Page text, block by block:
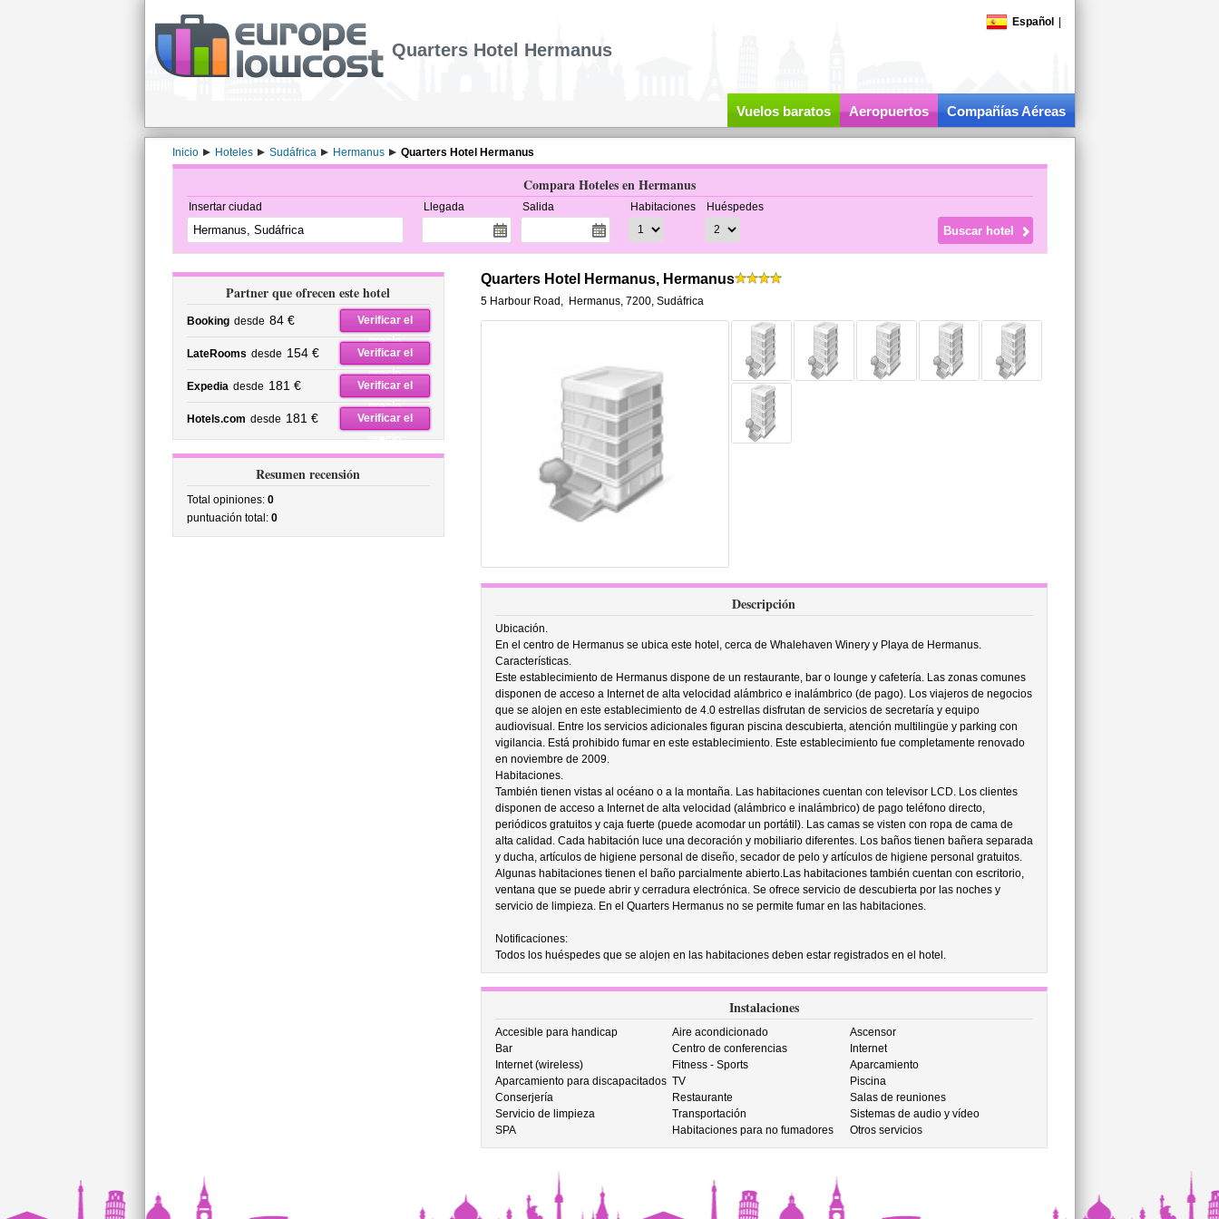
Español
Quarters Hotel Hermanus
Vuelos baratos Aeropuertos Compañías Aéreas
Inicio Hoteles Sudáfrica Hermanus Quarters Hotel Hermanus
Compara Hoteles en Hermanus
Insertar ciudad Llegada Salida Habitaciones Huéspedes
Partner que ofrecen este hotel
Booking desde 84 €
Verificar el
precio
LateRooms desde 154 €
Verificar el
precio
Expedia desde 181 €
Verificar el
precio
Hotels.com desde 181 €
Verificar el
precio
Resumen recensión
Total opiniones: 0
puntuación total: 0
Quarters Hotel Hermanus, Hermanus
5 Harbour Road , Hermanus, 7200, Sudáfrica
Descripción
Ubicación.
En el centro de Hermanus se ubica este hotel, cerca de Whalehaven Winery y Playa de Hermanus.
Características.
Este establecimiento de Hermanus dispone de un restaurante, bar o lounge y cafetería. Las zonas comunes
disponen de acceso a Internet de alta velocidad alámbrico e inalámbrico (de pago). Los viajeros de negocios
que se alojen en este establecimiento de 4.0 estrellas disfrutan de servicios de secretaría y equipo
audiovisual. Entre los servicios adicionales figuran piscina descubierta, atención multilingüe y parking con
vigilancia. Está prohibido fumar en este establecimiento. Este establecimiento fue completamente renovado
en noviembre de 2009.
Habitaciones.
También tienen vistas al océano o a la montaña. Las habitaciones cuentan con televisor LCD. Los clientes
disponen de acceso a Internet de alta velocidad (alámbrico e inalámbrico) de pago teléfono directo,
periódicos gratuitos y caja fuerte (puede acomodar un portátil). Las camas se visten con ropa de cama de
alta calidad. Cada habitación luce una decoración y mobiliario diferentes. Los baños tienen bañera separada
y ducha, artículos de higiene personal de diseño, secador de pelo y artículos de higiene personal gratuitos.
Algunas habitaciones tienen el baño parcialmente abierto.Las habitaciones también cuentan con escritorio,
ventana que se puede abrir y cerradura electrónica. Se ofrece servicio de descubierta por las noches y
servicio de limpieza. En el Quarters Hermanus no se permite fumar en las habitaciones.
Notificaciones:
Todos los huéspedes que se alojen en las habitaciones deben estar registrados en el hotel.
Instalaciones
Accesible para handicap Aire acondicionado
Ascensor
Bar
Centro de conferencias
Internet
Internet (wireless)
Fitness - Sports
Aparcamiento
Aparcamiento para discapacitados TV
Piscina
Conserjería
Restaurante
Salas de reuniones
Servicio de limpieza
Transportación
Sistemas de audio y vídeo
SPA
Habitaciones para no fumadores Otros servicios